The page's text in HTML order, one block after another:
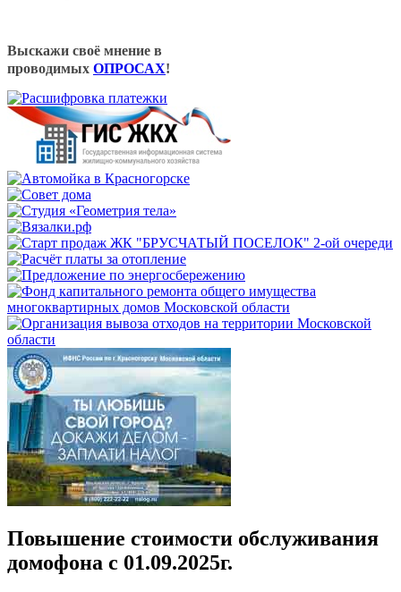
Выскажи своё мнение в
проводимых ОПРОСАХ!
Повышение стоимости обслуживания
домофона с 01.09.2025г.